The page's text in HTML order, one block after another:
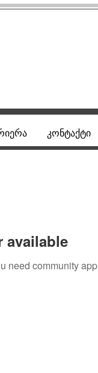
available
need community app
კონტაქტი